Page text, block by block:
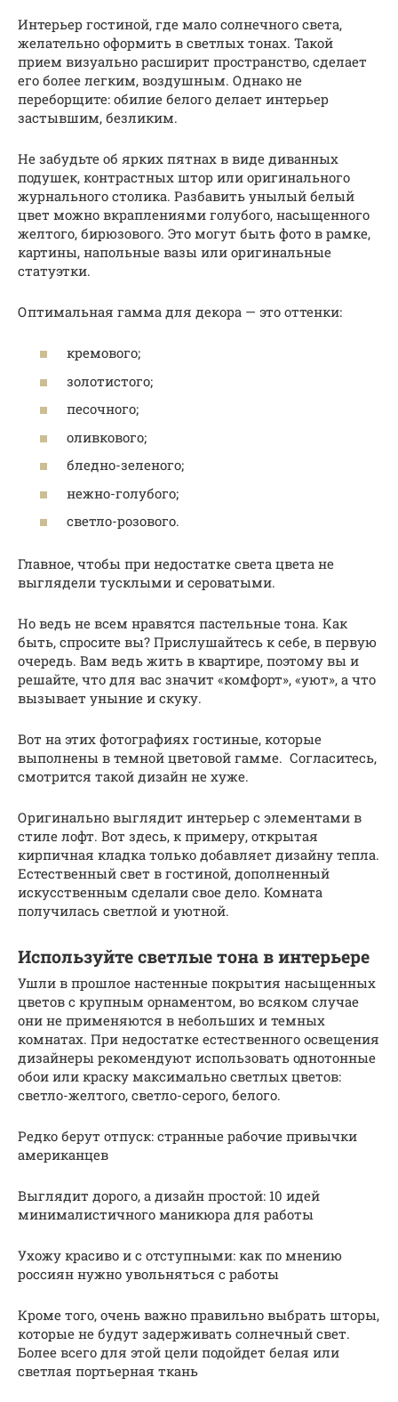
Интерьер гостиной, где мало солнечного света,
желательно оформить в светлых тонах. Такой
прием визуально расширит пространство, сделает
его более легким, воздушным. Однако не
переборщите: обилие белого делает интерьер
застывшим, безликим.
Не забудьте об ярких пятнах в виде диванных
подушек, контрастных штор или оригинального
журнального столика. Разбавить унылый белый
цвет можно вкраплениями голубого, насыщенного
желтого, бирюзового. Это могут быть фото в рамке,
картины, напольные вазы или оригинальные
статуэтки.
Оптимальная гамма для декора — это оттенки:
кремового;
золотистого;
песочного;
оливкового;
бледно-зеленого;
нежно-голубого;
светло-розового.
Главное, чтобы при недостатке света цвета не
выглядели тусклыми и сероватыми.
Но ведь не всем нравятся пастельные тона. Как
быть, спросите вы? Прислушайтесь к себе, в первую
очередь. Вам ведь жить в квартире, поэтому вы и
решайте, что для вас значит «комфорт», «уют», а что
вызывает уныние и скуку.
Вот на этих фотографиях гостиные, которые
выполнены в темной цветовой гамме. Согласитесь,
смотрится такой дизайн не хуже.
Оригинально выглядит интерьер с элементами в
стиле лофт. Вот здесь, к примеру, открытая
кирпичная кладка только добавляет дизайну тепла.
Естественный свет в гостиной, дополненный
искусственным сделали свое дело. Комната
получилась светлой и уютной.
Используйте светлые тона в интерьере
Ушли в прошлое настенные покрытия насыщенных
цветов с крупным орнаментом, во всяком случае
они не применяются в небольших и темных
комнатах. При недостатке естественного освещения
дизайнеры рекомендуют использовать однотонные
обои или краску максимально светлых цветов:
светло-желтого, светло-серого, белого.
Редко берут отпуск: странные рабочие привычки
американцев
Выглядит дорого, а дизайн простой: 10 идей
минималистичного маникюра для работы
Ухожу красиво и с отступными: как по мнению
россиян нужно увольняться с работы
Кроме того, очень важно правильно выбрать шторы,
которые не будут задерживать солнечный свет.
Более всего для этой цели подойдет белая или
светлая портьерная ткань